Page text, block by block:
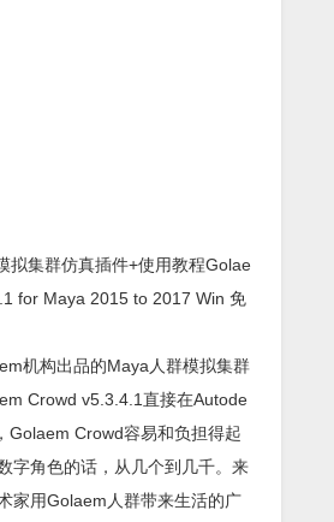
拟集群仿真插件+使用教程Golae
for Maya 2015 to 2017 Win 免
机构出品的Maya人群模拟集群
Crowd v5.3.4.1直接在Autode
Golaem Crowd容易和负担得起
字角色的话，从几个到几千。来
家用Golaem人群带来生活的广